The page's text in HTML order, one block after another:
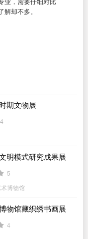
却不多。
期文物展
4
明模式研究成果展
5
博物馆
物馆藏织绣书画展
4